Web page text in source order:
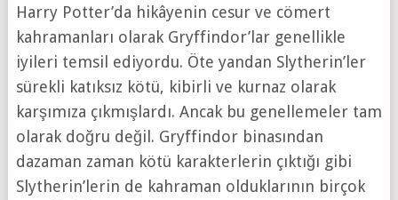
Harry Potter’da hikâyenin cesur ve cömert
kahramanları olarak Gryffindor’lar genellikle
iyileri temsil ediyordu. Öte yandan Slytherin’ler
sürekli katıksız kötü, kibirli ve kurnaz olarak
karşımıza çıkmışlardı. Ancak bu genellemeler tam
olarak doğru değil. Gryffindor binasından
dazaman zaman kötü karakterlerin çıktığı gibi
Slytherin’lerin de kahraman olduklarının birçok